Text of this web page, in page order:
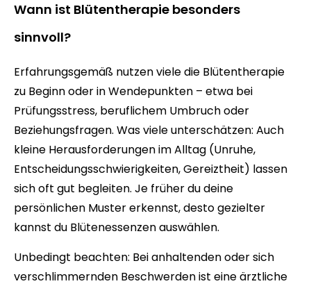
Wann ist Blütentherapie besonders
sinnvoll?
Erfahrungsgemäß nutzen viele die Blütentherapie
zu Beginn oder in Wendepunkten – etwa bei
Prüfungsstress, beruflichem Umbruch oder
Beziehungsfragen. Was viele unterschätzen: Auch
kleine Herausforderungen im Alltag (Unruhe,
Entscheidungsschwierigkeiten, Gereiztheit) lassen
sich oft gut begleiten. Je früher du deine
persönlichen Muster erkennst, desto gezielter
kannst du Blütenessenzen auswählen.
Unbedingt beachten: Bei anhaltenden oder sich
verschlimmernden Beschwerden ist eine ärztliche